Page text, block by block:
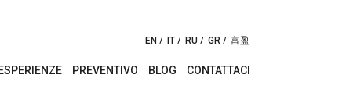
EN IT RU GR 富盈
ESPERIENZE PREVENTIVO BLOG CONTATTACI